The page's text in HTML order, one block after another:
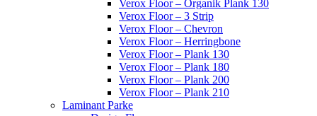
Verox Floor – Organik Plank 130
Verox Floor – 3 Strip
Verox Floor – Chevron
Verox Floor – Herringbone
Verox Floor – Plank 130
Verox Floor – Plank 180
Verox Floor – Plank 200
Verox Floor – Plank 210
Laminant Parke